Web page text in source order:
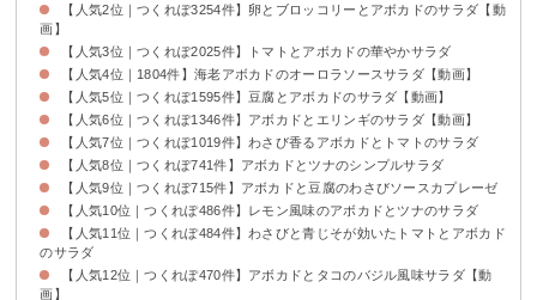
【人気2位｜つくれぽ3254件】卵とブロッコリーとアボカドのサラダ【動
画】
【人気3位｜つくれぽ2025件】トマトとアボカドの華やかサラダ
【人気4位｜1804件】海老アボカドのオーロラソースサラダ【動画】
【人気5位｜つくれぽ1595件】豆腐とアボカドのサラダ【動画】
【人気6位｜つくれぽ1346件】アボカドとエリンギのサラダ【動画】
【人気7位｜つくれぽ1019件】わさび香るアボカドとトマトのサラダ
【人気8位｜つくれぽ741件】アボカドとツナのシンプルサラダ
【人気9位｜つくれぽ715件】アボカドと豆腐のわさびソースカプレーゼ
【人気10位｜つくれぽ486件】レモン風味のアボカドとツナのサラダ
【人気11位｜つくれぽ484件】わさびと青じそが効いたトマトとアボカド
のサラダ
【人気12位｜つくれぽ470件】アボカドとタコのバジル風味サラダ【動
画】